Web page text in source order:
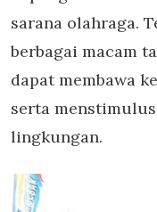
sarana olahraga.
berbagai macam
dapat membawa
serta
lingkungan.